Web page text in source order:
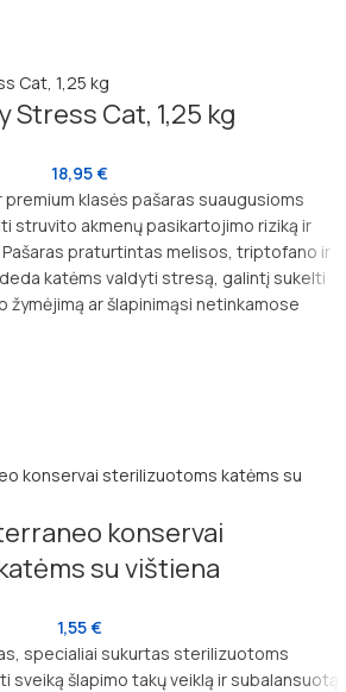
Stress Cat, 1,25 kg
18,95€
klasės pašaras suaugusioms
struvito akmenų pasikartojimo riziką ir
praturtintas melisos, triptofano ir
katėms valdyti stresą, galintį sukelti
ar šlapinimąsi netinkamose
konservai
su vištiena
1,55€
specialiai sukurtas sterilizuotoms
sveiką šlapimo takų veiklą ir subalansuotą